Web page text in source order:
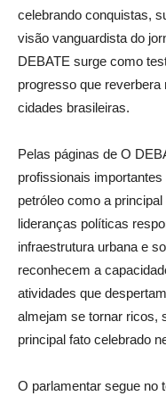
celebrando conquistas,
visão vanguardista do
DEBATE surge como
progresso que
cidades brasileiras.
Pelas páginas de O
profissionais
petróleo como a
lideranças políticas
infraestrutura urbana e
reconhecem a
atividades que
almejam se tornar ricos,
principal fato celebrado
O parlamentar segue no